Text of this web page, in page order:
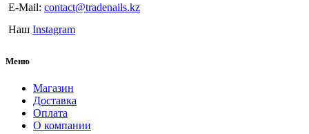
E-Mail: contact@tradenails.kz
Наш Instagram
Меню
Магазин
Доставка
Оплата
О компании